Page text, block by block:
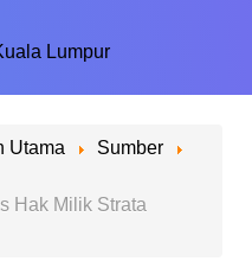
Lumpur
Utama
Sumber
Hak Milik Strata